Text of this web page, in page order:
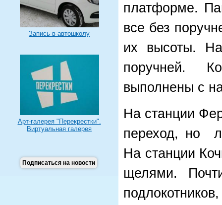
Запись в автошколу
Арт-галерея "Перекрестки".
Виртуальная галерея
Подписаться на новости
платформе.
все без
их высоты.
поручней.
выполнены с
На станции
переход, но
На станции
щелями.